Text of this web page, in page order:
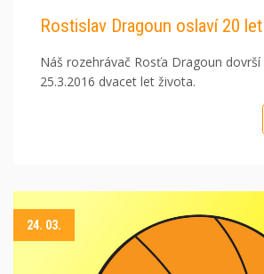
Rostislav Dragoun oslaví 20 let
Náš rozehrávač Rosťa Dragoun
25.3.2016 dvacet let života.
24. 03.